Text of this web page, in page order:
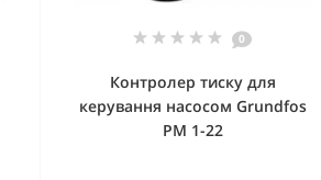
0
Контролер тиску для
керування насосом Grundfos
PM 1-22